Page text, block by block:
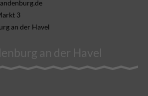
3
an der Havel
an der Havel